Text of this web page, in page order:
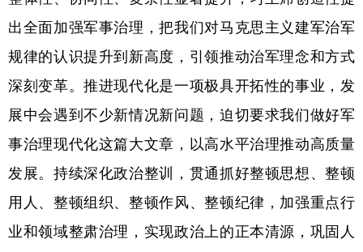
出全面加强军事治理，把我们对马克思主义建军治军
规律的认识提升到新高度，引领推动治军理念和方式
深刻变革。推进现代化是一项极具开拓性的事业，发
展中会遇到不少新情况新问题，迫切要求我们做好军
事治理现代化这篇大文章，以高水平治理推动高质量
发展。持续深化政治整训，贯通抓好整顿思想、整顿
用人、整顿组织、整顿作风、整顿纪律，加强重点行
业和领域整肃治理，实现政治上的正本清源，巩固人